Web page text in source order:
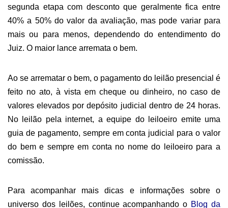
segunda etapa com desconto que geralmente fica entre
40% a 50% do valor da avaliação, mas pode variar para
mais ou para menos, dependendo do entendimento do
Juiz. O maior lance arremata o bem.
Ao se arrematar o bem, o pagamento do leilão presencial é
feito no ato, à vista em cheque ou dinheiro, no caso de
valores elevados por depósito judicial dentro de 24 horas.
No leilão pela internet, a equipe do leiloeiro emite uma
guia de pagamento, sempre em conta judicial para o valor
do bem e sempre em conta no nome do leiloeiro para a
comissão.
Para acompanhar mais dicas e informações sobre o
universo dos leilões, continue acompanhando o Blog da